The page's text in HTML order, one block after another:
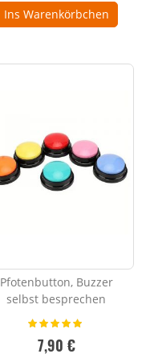
Ins Warenkörbchen
Pfotenbutton, Buzzer
selbst besprechen
Bewertung:
100%
7,90 €